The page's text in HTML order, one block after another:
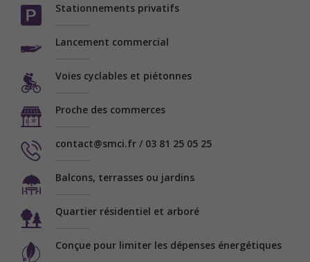
Stationnements privatifs
Lancement commercial
Voies cyclables et piétonnes
Proche des commerces
contact@smci.fr / 03 81 25 05 25
Balcons, terrasses ou jardins
Quartier résidentiel et arboré
Conçue pour limiter les dépenses énergétiques